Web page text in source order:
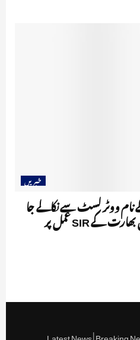
خبریں
ووٹر لسٹ سے نکالے جا
رہے ہیں؟ UN کی رپورٹ میں بھارت کے SIR عمل پر